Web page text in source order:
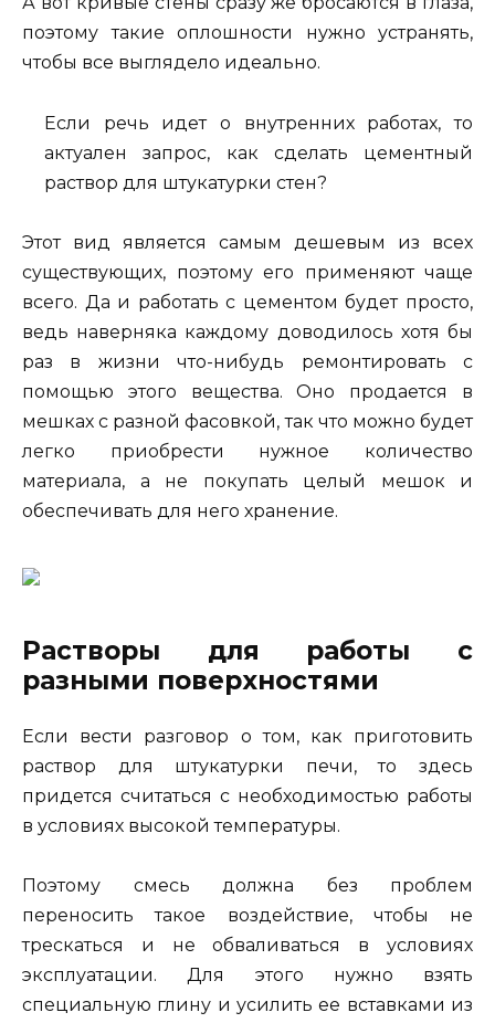
поэтому такие оплошности нужно устранять,
чтобы все выглядело идеально.
Если речь идет о внутренних работах, то
актуален запрос, как сделать цементный
раствор для штукатурки стен?
Этот вид является самым дешевым из всех
существующих, поэтому его применяют чаще
всего. Да и работать с цементом будет просто,
ведь наверняка каждому доводилось хотя бы
раз в жизни что-нибудь ремонтировать с
помощью этого вещества. Оно продается в
мешках с разной фасовкой, так что можно будет
легко приобрести нужное количество
материала, а не покупать целый мешок и
обеспечивать для него хранение.
Растворы для работы с
разными поверхностями
Если вести разговор о том, как приготовить
раствор для штукатурки печи, то здесь
придется считаться с необходимостью работы
в условиях высокой температуры.
Поэтому смесь должна без проблем
переносить такое воздействие, чтобы не
трескаться и не обваливаться в условиях
эксплуатации. Для этого нужно взять
специальную глину и усилить ее вставками из